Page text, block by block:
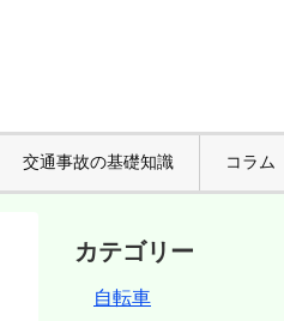
交通事故の基礎知識 コラム
カテゴリー
自転車